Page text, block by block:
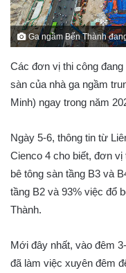
Ga ngầm Bến Thành
Các đơn vị thi công đang
sàn của nhà ga ngầm
Minh) ngay trong năm
Ngày 5-6, thông tin từ
Cienco 4 cho biết, đơn vị
bê tông sàn tầng B3 và
tầng B2 và 93% việc đổ
Thành.
Mới đây nhất, vào đêm
đã làm việc xuyên đêm